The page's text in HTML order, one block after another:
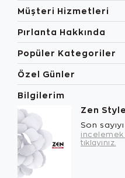
Müşteri Hizmetleri
Pırlanta Hakkında
Popüler Kategoriler
Özel Günler
Bilgilerim
Zen Style
Son sayıyı
incelemek
tıklayınız.